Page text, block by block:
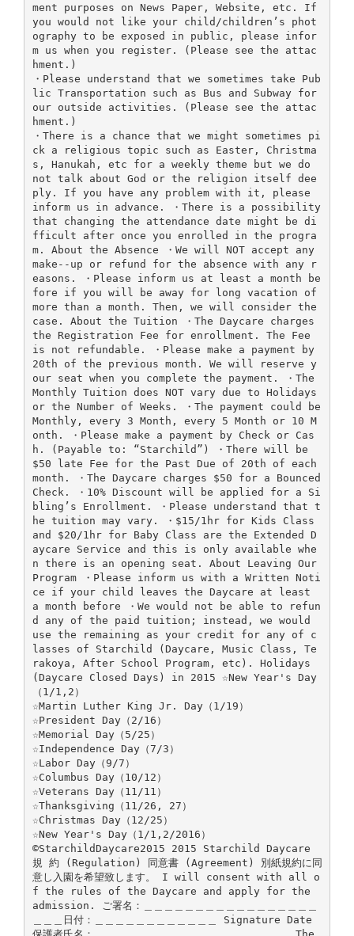
ment purposes on News Paper, Website, etc. If
you would not like your child/children’s phot
ography to be exposed in public, please infor
m us when you register. (Please see the attac
hment.)
・Please understand that we sometimes take Pub
lic Transportation such as Bus and Subway for
our outside activities. (Please see the attac
hment.)
・There is a chance that we might sometimes pi
ck a religious topic such as Easter, Christma
s, Hanukah, etc for a weekly theme but we do
not talk about God or the religion itself dee
ply. If you have any problem with it, please
inform us in advance. ・There is a possibility
that changing the attendance date might be di
fficult after once you enrolled in the progra
m. About the Absence ・We will NOT accept any
make-­‐up or refund for the absence with any r
easons. ・Please inform us at least a month be
fore if you will be away for long vacation of
more than a month. Then, we will consider the
case. About the Tuition ・The Daycare charges
the Registration Fee for enrollment. The Fee
is not refundable. ・Please make a payment by
20th of the previous month. We will reserve y
our seat when you complete the payment. ・The
Monthly Tuition does NOT vary due to Holidays
or the Number of Weeks. ・The payment could be
Monthly, every 3 Month, every 5 Month or 10 M
onth. ・Please make a payment by Check or Cas
h. (Payable to: “Starchild”) ・There will be
$50 late Fee for the Past Due of 20th of each
month. ・The Daycare charges $50 for a Bounced
Check. ・10% Discount will be applied for a Si
bling’s Enrollment. ・Please understand that t
he tuition may vary. ・$15/1hr for Kids Class
and $20/1hr for Baby Class are the Extended D
aycare Service and this is only available whe
n there is an opening seat. About Leaving Our
Program ・Please inform us with a Written Noti
ce if your child leaves the Daycare at least
a month before ・We would not be able to refun
d any of the paid tuition; instead, we would
use the remaining as your credit for any of c
lasses of Starchild (Daycare, Music Class, Te
rakoya, After School Program, etc). Holidays
(Daycare Closed Days) in 2015 ☆New Year's Day
（1/1,2）
☆Martin Luther King Jr. Day（1/19）
☆President Day（2/16）
☆Memorial Day（5/25）
☆Independence Day（7/3）
☆Labor Day（9/7）
☆Columbus Day（10/12）
☆Veterans Day（11/11）
☆Thanksgiving（11/26, 27）
☆Christmas Day（12/25）
☆New Year's Day（1/1,2/2016）
©StarchildDaycare2015 2015 Starchild Daycare
規 約 (Regulation) 同意書 (Agreement) 別紙規約に同
意し入園を希望致します。 I will consent with all o
f the rules of the Daycare and apply for the
admission. ご署名：＿＿＿＿＿＿＿＿＿＿＿＿＿＿＿＿＿
＿＿＿日付：＿＿＿＿＿＿＿＿＿＿＿＿ Signature Date
保護者氏名：＿＿＿＿＿＿＿＿＿＿＿＿＿＿＿＿＿＿＿ The